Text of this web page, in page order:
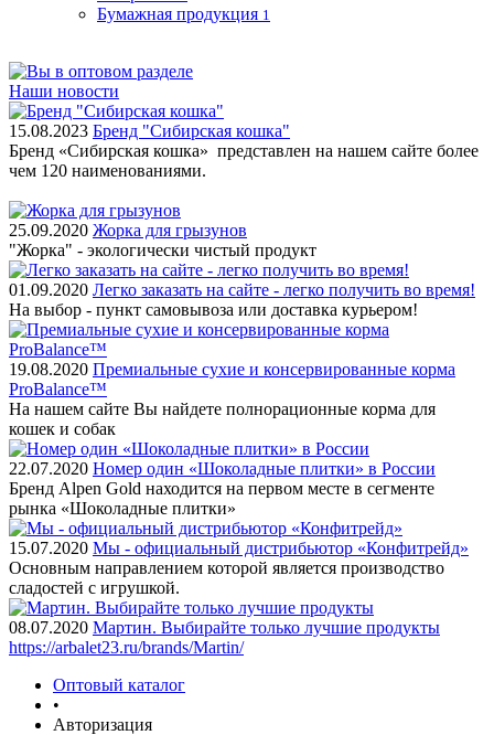
Бумажная продукция 1
Наши новости
15.08.2023 Бренд "Сибирская кошка"
Бренд «Сибирская кошка» представлен на нашем сайте более
чем 120 наименованиями.
25.09.2020 Жорка для грызунов
"Жорка" - экологически чистый продукт
01.09.2020 Легко заказать на сайте - легко получить во время!
На выбор - пункт самовывоза или доставка курьером!
19.08.2020 Премиальные сухие и консервированные корма
ProBalance™
На нашем сайте Вы найдете полнорационные корма для
кошек и собак
22.07.2020 Номер один «Шоколадные плитки» в России
Бренд Alpen Gold находится на первом месте в сегменте
рынка «Шоколадные плитки»
15.07.2020 Мы - официальный дистрибьютор «Конфитрейд»
Основным направлением которой является производство
сладостей с игрушкой.
08.07.2020 Мартин. Выбирайте только лучшие продукты
https://arbalet23.ru/brands/Martin/
Оптовый каталог
•
Авторизация